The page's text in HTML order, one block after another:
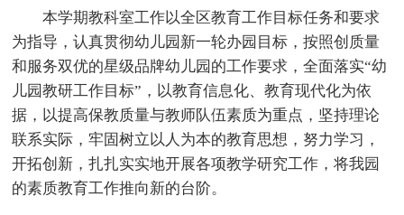
本学期教科室工作以全区教育工作目标任务和要求
为指导，认真贯彻幼儿园新一轮办园目标，按照创质量
和服务双优的星级品牌幼儿园的工作要求，全面落实“幼
儿园教研工作目标”，以教育信息化、教育现代化为依
据，以提高保教质量与教师队伍素质为重点，坚持理论
联系实际，牢固树立以人为本的教育思想，努力学习，
开拓创新，扎扎实实地开展各项教学研究工作，将我园
的素质教育工作推向新的台阶。